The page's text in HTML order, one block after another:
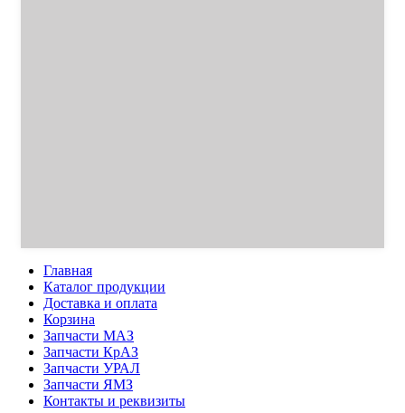
Главная
Каталог продукции
Доставка и оплата
Корзина
Запчасти МАЗ
Запчасти КрАЗ
Запчасти УРАЛ
Запчасти ЯМЗ
Контакты и реквизиты